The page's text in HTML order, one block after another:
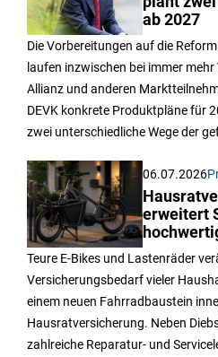
ab 2027
Die Vorbereitungen auf die
laufen inzwischen bei immer
Allianz und anderen
DEVK konkrete Produktpläne für
zwei unterschiedliche Wege der
06.07.2026
erweitert
Teure E-Bikes und Lastenräder
Versicherungsbedarf vieler
einem neuen Fahrradbaustein
Hausratversicherung. Neben
zahlreiche Reparatur- und